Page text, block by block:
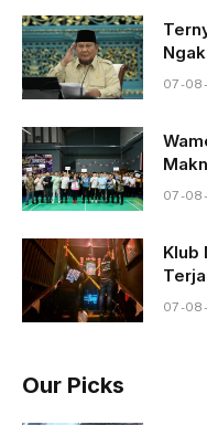
07-
07-
Klub
07-
Our Picks